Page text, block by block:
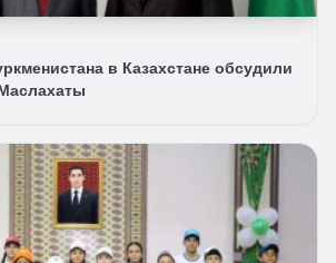
в Казахстане обсудили